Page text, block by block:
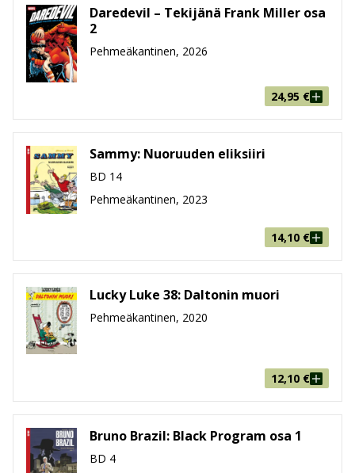
Daredevil – Tekijänä Frank Miller osa
2
Pehmeäkantinen, 2026
24,95 €
Sammy: Nuoruuden eliksiiri
BD 14
Pehmeäkantinen, 2023
14,10 €
Lucky Luke 38: Daltonin muori
Pehmeäkantinen, 2020
12,10 €
Bruno Brazil: Black Program osa 1
BD 4